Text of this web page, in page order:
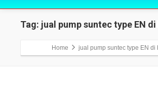
Tag: jual pump suntec type EN
Home jual pump suntec type EN di